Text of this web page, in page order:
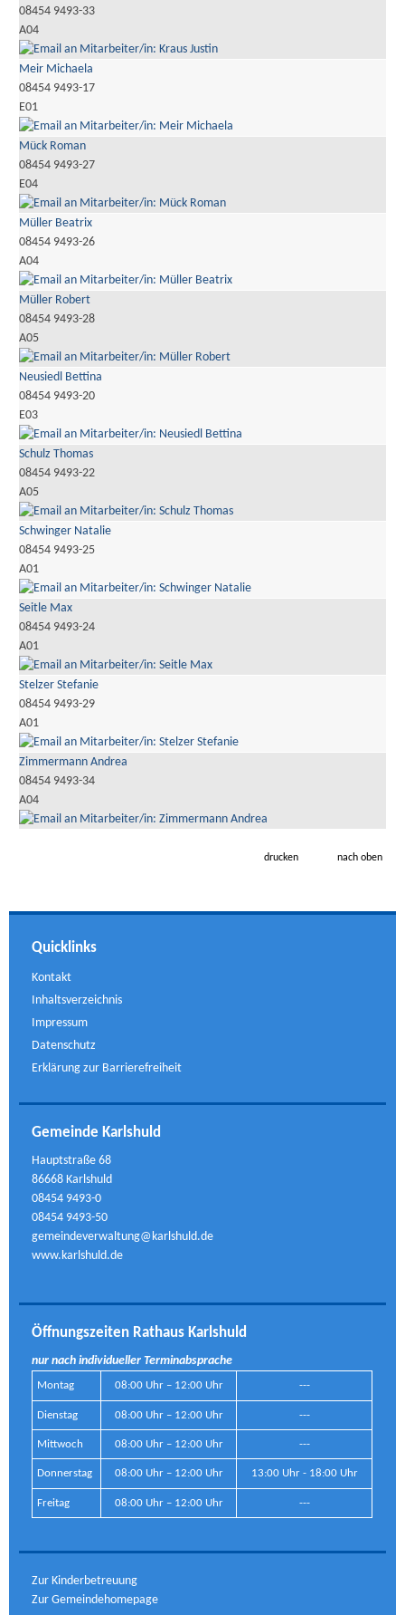
08454 9493-33
A04
Meir Michaela
08454 9493-17
E01
Mück Roman
08454 9493-27
E04
Müller Beatrix
08454 9493-26
A04
Müller Robert
08454 9493-28
A05
Neusiedl Bettina
08454 9493-20
E03
Schulz Thomas
08454 9493-22
A05
Schwinger Natalie
08454 9493-25
A01
Seitle Max
08454 9493-24
A01
Stelzer Stefanie
08454 9493-29
A01
Zimmermann Andrea
08454 9493-34
A04
drucken nach oben
Quicklinks
Kontakt
Inhaltsverzeichnis
Impressum
Datenschutz
Erklärung zur Barrierefreiheit
Gemeinde Karlshuld
Hauptstraße 68
86668 Karlshuld
08454 9493-0
08454 9493-50
gemeindeverwaltung@karlshuld.de
www.karlshuld.de
Öffnungszeiten Rathaus Karlshuld
nur nach individueller Terminabsprache
Montag 08:00 Uhr – 12:00 Uhr ---
Dienstag 08:00 Uhr – 12:00 Uhr ---
Mittwoch 08:00 Uhr – 12:00 Uhr ---
Donnerstag 08:00 Uhr – 12:00 Uhr 13:00 Uhr - 18:00 Uhr
Freitag 08:00 Uhr – 12:00 Uhr ---
Zur Kinderbetreuung
Zur Gemeindehomepage